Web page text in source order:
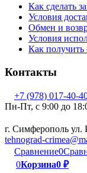
Как сделать
Условия
Обмен и
Условия
Как получить
Контакты
+7 (978) 017-40-
Пн-Пт, c 9:00 до
г. Симферополь ул.
tehnograd-
Сравнение0
0Корзина0 ₽